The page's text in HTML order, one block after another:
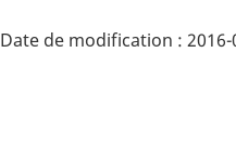
Date de modification : 2016-